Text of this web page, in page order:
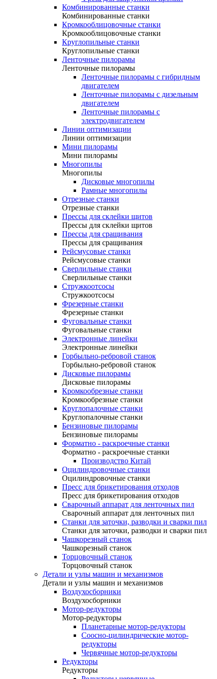
Комбинированные станки
Комбинированные станки
Кромкооблицовочные станки
Кромкооблицовочные станки
Круглопильные станки
Круглопильные станки
Ленточные пилорамы
Ленточные пилорамы
Ленточные пилорамы с гибридным
двигателем
Ленточные пилорамы с дизельным
двигателем
Ленточные пилорамы с
электродвигателем
Линии оптимизации
Линии оптимизации
Мини пилорамы
Мини пилорамы
Многопилы
Многопилы
Дисковые многопилы
Рамные многопилы
Отрезные станки
Отрезные станки
Прессы для склейки щитов
Прессы для склейки щитов
Прессы для сращивания
Прессы для сращивания
Рейсмусовые станки
Рейсмусовые станки
Сверлильные станки
Сверлильные станки
Стружкоотсосы
Стружкоотсосы
Фрезерные станки
Фрезерные станки
Фуговальные станки
Фуговальные станки
Электронные линейки
Электронные линейки
Горбыльно-ребровой станок
Горбыльно-ребровой станок
Дисковые пилорамы
Дисковые пилорамы
Кромкообрезные станки
Кромкообрезные станки
Круглопалочные станки
Круглопалочные станки
Бензиновые пилорамы
Бензиновые пилорамы
Форматно - раскроечные станки
Форматно - раскроечные станки
Производство Китай
Оцилиндровочные станки
Оцилиндровочные станки
Пресс для брикетирования отходов
Пресс для брикетирования отходов
Сварочный аппарат для ленточных пил
Сварочный аппарат для ленточных пил
Станки для заточки, разводки и сварки пил
Станки для заточки, разводки и сварки пил
Чашкорезный станок
Чашкорезный станок
Торцовочный станок
Торцовочный станок
Детали и узлы машин и механизмов
Детали и узлы машин и механизмов
Воздухосборники
Воздухосборники
Мотор-редукторы
Мотор-редукторы
Планетарные мотор-редукторы
Соосно-цилиндрические мотор-
редукторы
Червячные мотор-редукторы
Редукторы
Редукторы